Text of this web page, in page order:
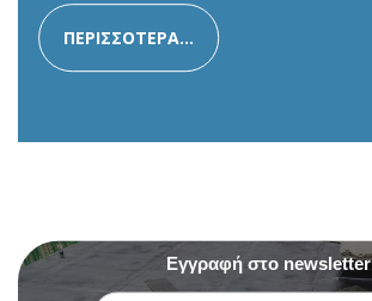
ΠΕΡΙΣΣΟΤΕΡΑ...
Εγγραφή στο newsletter